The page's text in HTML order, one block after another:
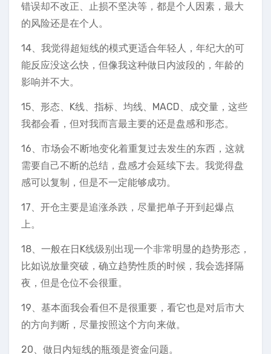
错误却不改正、止损不坚决等，都是个人因素，最大
的风险还是在个人。
14、我觉得超短线的模式更适合年轻人，年纪大的可
能反应没这么快，但像我这种做日内波段的，年龄的
影响并不大。
15、形态、K线、指标、均线、MACD、成交量，这些
我都会看，但对我而言最主要的还是盘感和形态。
16、市场会不断地变化着重复过去发生的东西，这就
需要自己不断的总结，盘感才会延续下去。我觉得盘
感可以复制，但是不一定能够成功。
17、开仓主要是追涨杀跌，尽量把单子开到起爆点
上。
18、一般在日K线级别出现一个非常明显的趋势形态，
比如说放量突破，确立趋势性质的时候，我会选择隔
夜，但是仓位不会很重。
19、基本面我会看但不是很重要，看它也是对后市大
的方向判断，尽量按照这个方向来做。
20、做日内短线的瓶颈是资金问题。